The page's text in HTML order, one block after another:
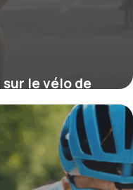
le vélo de